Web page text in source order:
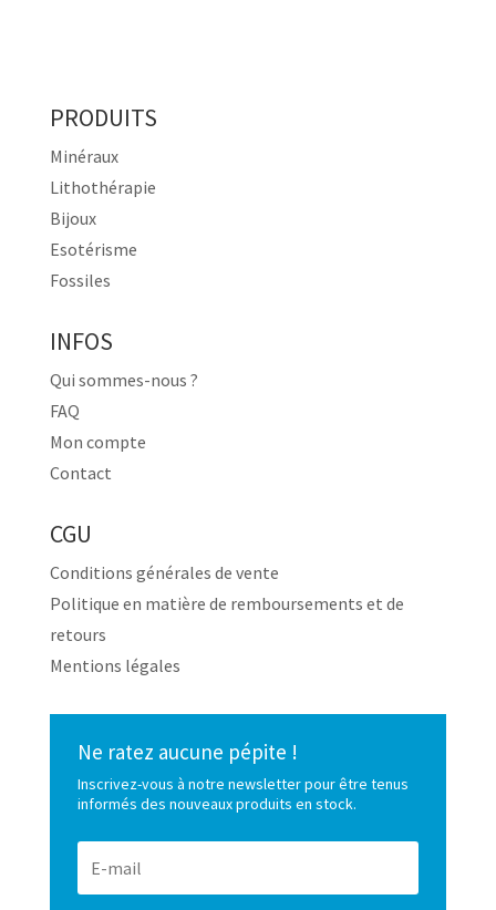
PRODUITS
Minéraux
Lithothérapie
Bijoux
Esotérisme
Fossiles
INFOS
Qui sommes-nous ?
FAQ
Mon compte
Contact
CGU
Conditions générales de vente
Politique en matière de remboursements et de
retours
Mentions légales
Ne ratez aucune pépite !
Inscrivez-vous à notre newsletter pour être tenus
informés des nouveaux produits en stock.